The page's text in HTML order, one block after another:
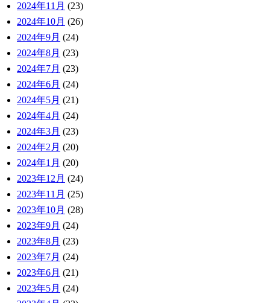
2024年11月 (23)
2024年10月 (26)
2024年9月 (24)
2024年8月 (23)
2024年7月 (23)
2024年6月 (24)
2024年5月 (21)
2024年4月 (24)
2024年3月 (23)
2024年2月 (20)
2024年1月 (20)
2023年12月 (24)
2023年11月 (25)
2023年10月 (28)
2023年9月 (24)
2023年8月 (23)
2023年7月 (24)
2023年6月 (21)
2023年5月 (24)